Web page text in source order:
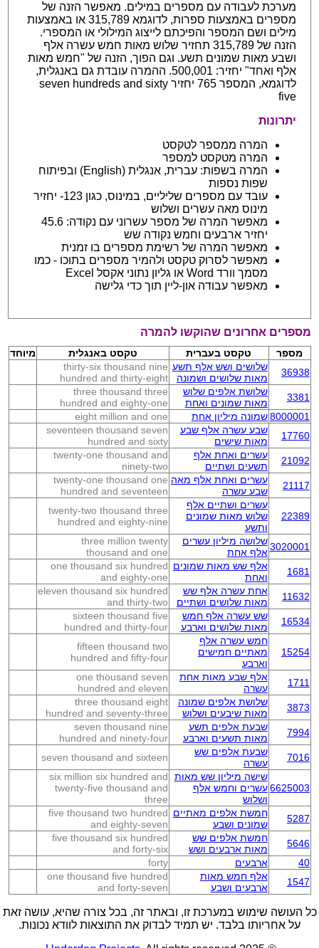
מערכת לעבודה עם מספרים במילים. מאפשר הזנה של
מספרים באמצעות ספרות, לדוגמא 315,789 או באמצעות
מילים ושם המספר והפיכתם לייצוג המילולי או המספרי.
הזנה של 315,789 תחזיר שלוש מאות חמש עשרה אלף
ושבע מאות שמונים תשע. וגם הפוך, הזנה של "חמש מאות
אלף ואחד" יחזיר: 500,001. ההמרה עובדת גם באנגלית,
לדוגמא, המספר 765 יחזיר seven hundreds and sixty
five
יתרונות
המרה ממספר לטקסט
המרה מטקסט למספר
המרה בשפות: עברית, אנגלית (English) ובפיתוח
שפות נספות
עובד עם מספרים שליליים, במינוס, כגון 123- יחזיר
מינוס מאה עשרים ושלוש
מאפשר המרה של מספר עשרוני עם נקודה: 45.6
יחזיר ארבעים וחמש נקודה שש
מאפשר המרה של רשימת מספרים בו זמנית
מאפשר לסרוק טקסט ולהמיר מספרים בתוכו - כמו
מסמך וורד Word או גליון נתוני אקסל Excel
מאפשר עבודה און-ליין תוך כדי גלישה
מספרים אחרונים שהוקשו להמרה
מספר טקסט בעברית טקסט באנגלית
מיוחד
36938
שלושים ושש אלף תשע
מאות שלושים ושמונה
thirty-six thousand nine
hundred and thirty-eight
3381
שלושת אלפים שלוש
מאות שמונים ואחת
three thousand three
hundred and eighty-one
8000001 שמונה מיליון אחת
eight million and one
17760
שבע עשרה אלף שבע
מאות שישים
seventeen thousand seven
hundred and sixty
21092
עשרים ואחת אלף
תשעים ושתיים
twenty-one thousand and
ninety-two
21117
עשרים ואחת אלף מאה
שבע עשרה
twenty-one thousand one
hundred and seventeen
22389
עשרים ושתיים אלף
שלוש מאות שמונים
ותשע
twenty-two thousand three
hundred and eighty-nine
3020001 שלושה מיליון עשרים
אלף אחת
three million twenty
thousand and one
1681
אלף שש מאות שמונים
ואחת
one thousand six hundred
and eighty-one
11632
אחת עשרה אלף שש
מאות שלושים ושתיים
eleven thousand six hundred
and thirty-two
16534
שש עשרה אלף חמש
מאות שלושים וארבע
sixteen thousand five
hundred and thirty-four
15254
חמש עשרה אלף
מאתיים חמישים
וארבע
fifteen thousand two
hundred and fifty-four
1711
אלף שבע מאות אחת
עשרה
one thousand seven
hundred and eleven
3873
שלושת אלפים שמונה
מאות שיבעים ושלוש
three thousand eight
hundred and seventy-three
7994
שבעת אלפים תשע
מאות תשעים וארבע
seven thousand nine
hundred and ninety-four
7016
שבעת אלפים שש
עשרה
seven thousand and sixteen
6625003
שישה מיליון שש מאות
עשרים וחמש אלף
ושלוש
six million six hundred and
twenty-five thousand and
three
5287
חמשת אלפים מאתיים
שמונים ושבע
five thousand two hundred
and eighty-seven
5646
חמשת אלפים שש
מאות ארבעים ושש
five thousand six hundred
and forty-six
40
ארבעים
forty
1547
אלף חמש מאות
ארבעים ושבע
one thousand five hundred
and forty-seven
כל העושה שימוש במערכת זו, ובאתר זה, בכל צורה שהיא, עושה זאת
על אחריותו בלבד. יש תמיד לבדוק את התוצאות לוודא נכונות.